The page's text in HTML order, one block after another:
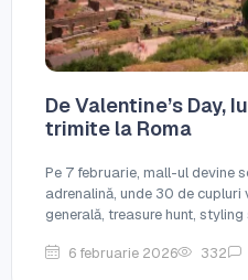
De Valentine’s Day,
trimite la Roma
Pe 7 februarie, mall-ul devine
adrenalină, unde 30 de
generală, treasure hunt, styling
6 februarie 2026 332